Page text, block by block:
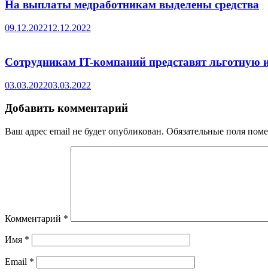
На выплаты медработникам выделены средства
09.12.202212.12.2022
Сотрудникам IT-компаний представят льготную
03.03.202203.03.2022
Добавить комментарий
Ваш адрес email не будет опубликован. Обязательные поля
Комментарий *
Имя *
Email *